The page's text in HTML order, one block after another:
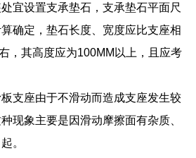
宜设置支承垫石，支承垫石平面尺
确定，垫石长度、宽度应比支座相
，其高度应为100MM以上，且应考
支座由于不滑动而造成支座发生较
现象主要是因滑动摩擦面有杂质、
。